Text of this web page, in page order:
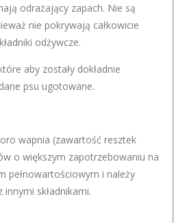
odrażający zapach. Nie są
nie pokrywają całkowicie
odżywcze.
aby zostały dokładnie
psu ugotowane.
wapnia (zawartość resztek
o większym zapotrzebowaniu na
pełnowartościowym i należy
składnikami.